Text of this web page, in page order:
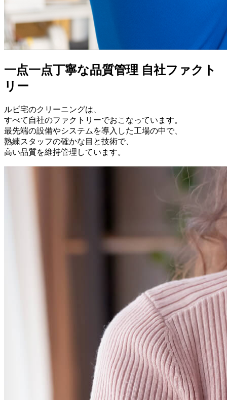
一点一点丁寧な品質管理 自社ファクト
リー
ルビ宅のクリーニングは、
すべて自社のファクトリーでおこなっています。
最先端の設備やシステムを導入した工場の中で、
熟練スタッフの確かな目と技術で、
高い品質を維持管理しています。